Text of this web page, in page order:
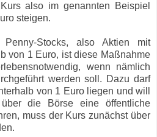
also im genannten Beispiel
steigen.
Penny-Stocks, also Aktien mit
von 1 Euro, ist diese Maßnahme
wenn nämlich
werden soll. Dazu darf
von 1 Euro liegen und will
die Börse eine öffentliche
muss der Kurs zunächst über